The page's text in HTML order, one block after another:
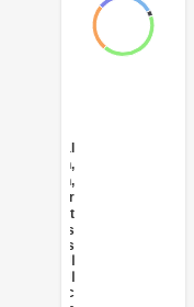
Agricultural
Extension,
Research,
and Other
Activities
Fisheries